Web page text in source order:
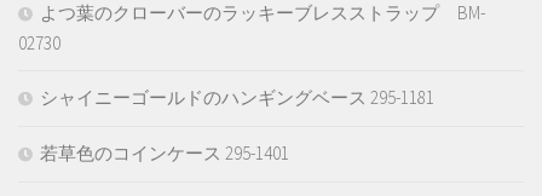
よつ葉のクローバーのラッキーブレスストラップ BM-
02730
シャイニーゴールドのハンギングベース 295-1181
若草色のコインケース 295-1401